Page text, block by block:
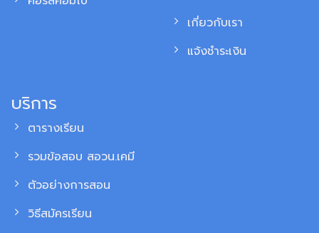
เกี่ยวกับเรา
แจ้งชำระเงิน
บริการ
ตารางเรียน
รวมข้อสอบ สอวน.เคมี
ตัวอย่างการสอน
วิธีสมัครเรียน